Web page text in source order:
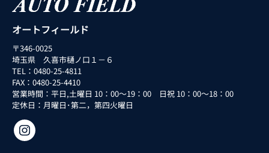
オートフィールド
〒346-0025
埼玉県 久喜市樋ノ口１－６
TEL：0480-25-4811
FAX：0480-25-4410
営業時間：平日,土曜日 10：00～19：00 日祝 10：00～18：00
定休日：月曜日･第二，第四火曜日